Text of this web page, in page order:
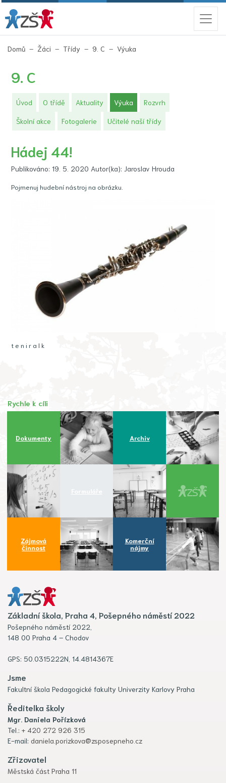
Domů Žáci Třídy 9. C Výuka
9. C
Úvod O třídě Aktuality Výuka(aktuální)
Rozvrh
Školní akce Fotogalerie Učitelé naší třídy
Hádej 44!
Publikováno: 19. 5. 2020 Autor(ka): Jaroslav Hrouda
Pojmenuj hudební nástroj na obrázku.
t e n i r a l k
Rychle k cíli
Dokumenty Archiv
Zájmová
činnost
Komerční
nájmy
Základní škola, Praha 4, Pošepného náměstí 2022
Pošepného náměstí 2022,
148 00 Praha 4 – Chodov
GPS: 50.0315222N, 14.4814367E
Jsme
Fakultní škola Pedagogické fakulty Univerzity Karlovy Praha
Ředitelka školy
Mgr. Daniela Pořízková
Tel.: + 420 272 926 315
E-mail: daniela.porizkova@zsposepneho.cz
Zřizovatel
Městská část Praha 11